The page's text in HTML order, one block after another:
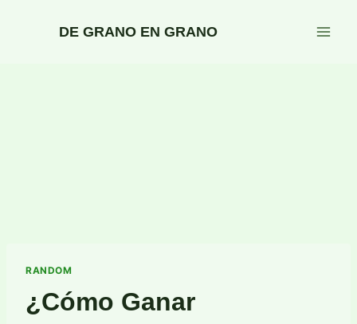
DE GRANO EN GRANO
RANDOM
¿Cómo Ganar